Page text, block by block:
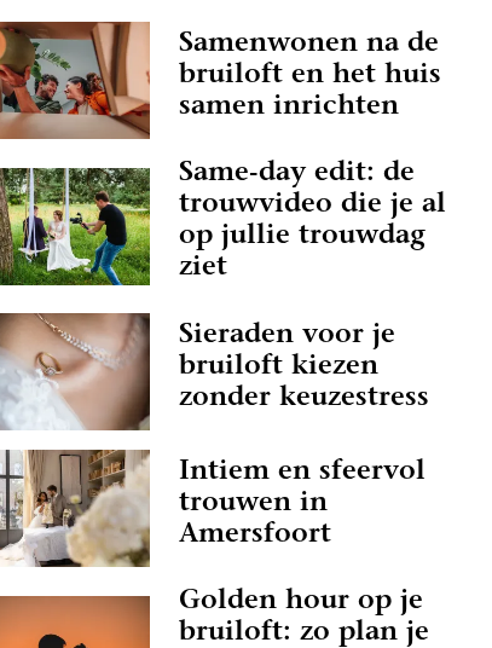
Samenwonen na de
bruiloft en het huis
samen inrichten
Same-day edit: de
trouwvideo die je al
op jullie trouwdag
ziet
Sieraden voor je
bruiloft kiezen
zonder keuzestress
Intiem en sfeervol
trouwen in
Amersfoort
Golden hour op je
bruiloft: zo plan je